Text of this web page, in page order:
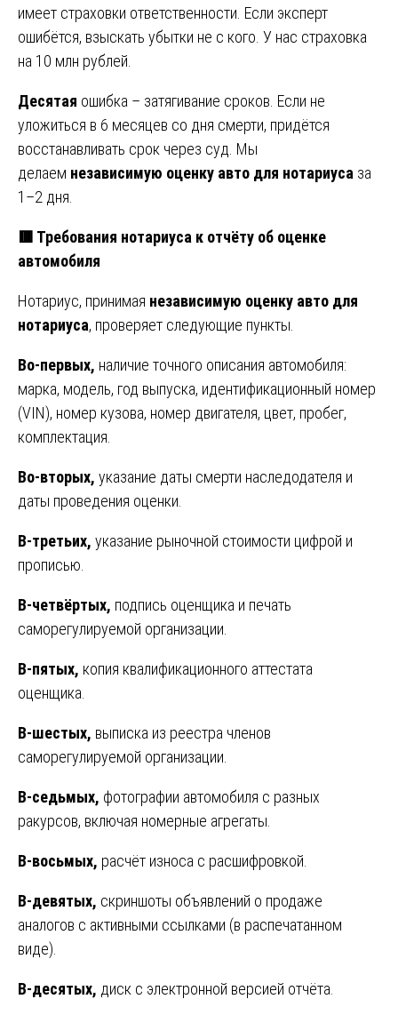
имеет страховки ответственности. Если эксперт
ошибётся, взыскать убытки не с кого. У нас страховка
на 10 млн рублей.
Десятая ошибка – затягивание сроков. Если не
уложиться в 6 месяцев со дня смерти, придётся
восстанавливать срок через суд. Мы
делаем независимую оценку авто для нотариуса за
1–2 дня.
🟥 Требования нотариуса к отчёту об оценке
автомобиля
Нотариус, принимая независимую оценку авто для
нотариуса, проверяет следующие пункты.
Во-первых, наличие точного описания автомобиля:
марка, модель, год выпуска, идентификационный номер
(VIN), номер кузова, номер двигателя, цвет, пробег,
комплектация.
Во-вторых, указание даты смерти наследодателя и
даты проведения оценки.
В-третьих, указание рыночной стоимости цифрой и
прописью.
В-четвёртых, подпись оценщика и печать
саморегулируемой организации.
В-пятых, копия квалификационного аттестата
оценщика.
В-шестых, выписка из реестра членов
саморегулируемой организации.
В-седьмых, фотографии автомобиля с разных
ракурсов, включая номерные агрегаты.
В-восьмых, расчёт износа с расшифровкой.
В-девятых, скриншоты объявлений о продаже
аналогов с активными ссылками (в распечатанном
виде).
В-десятых, диск с электронной версией отчёта.